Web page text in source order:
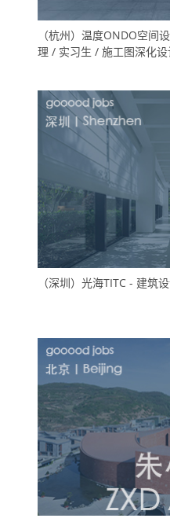
（杭州）温度ONDO空间
理 / 实习生 / 施工图深化
（深圳）光海TITC - 建筑